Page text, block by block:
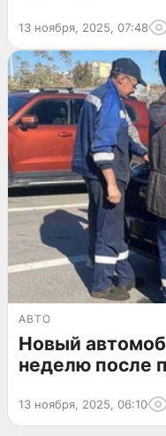
13 ноября, 2025, 07:48
АВТО
Новый
неделю после
13 ноября, 2025, 06:10